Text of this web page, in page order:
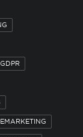
GDPR